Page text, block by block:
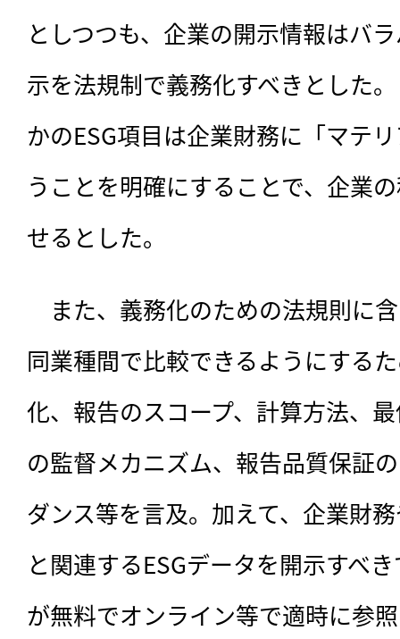
としつつも、企業の開示情報はバ
示を法規制で義務化すべきとした
かのESG項目は企業財務に「マテ
うことを明確にすることで、企業
せるとした。
また、義務化のための法規則に
同業種間で比較できるようにする
化、報告のスコープ、計算方法、
の監督メカニズム、報告品質保証
ダンス等を言及。加えて、企業財
と関連するESGデータを開示すべ
が無料でオンライン等で適時に参